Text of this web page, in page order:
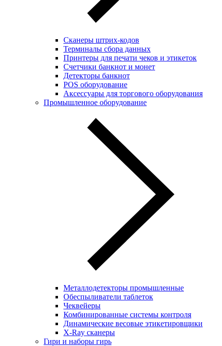
Сканеры штрих-кодов
Терминалы сбора данных
Принтеры для печати чеков и этикеток
Cчетчики банкнот и монет
Детекторы банкнот
POS оборудование
Аксессуары для торгового оборудования
Промышленное оборудование
Металлодетекторы промышленные
Обеспыливатели таблеток
Чеквейеры
Комбинированные системы контроля
Динамические весовые этикетировщики
X-Ray сканеры
Гири и наборы гирь